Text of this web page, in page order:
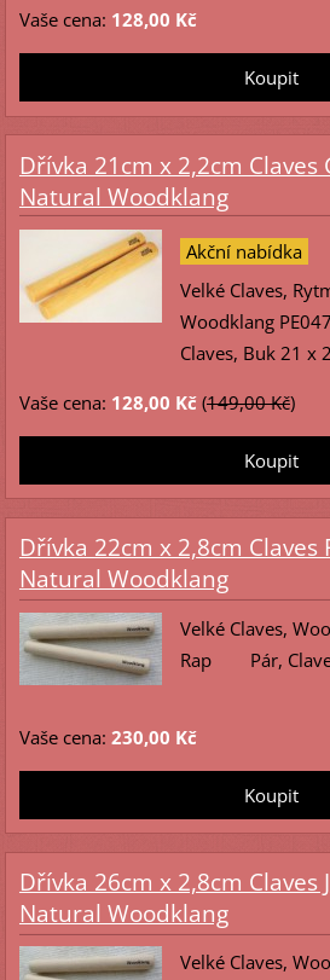
Vaše cena: 128,00 Kč
Dřívka 21cm x 2,2cm Claves
Natural Woodklang
Akční nabídka
Velké Claves,
Woodklang
Claves, Buk 21 x
Vaše cena: 128,00 Kč(149,00 Kč)
Dřívka 22cm x 2,8cm Claves
Natural Woodklang
Velké Claves,
Rap Pár,
Vaše cena: 230,00 Kč
Dřívka 26cm x 2,8cm Claves
Natural Woodklang
Velké Claves,